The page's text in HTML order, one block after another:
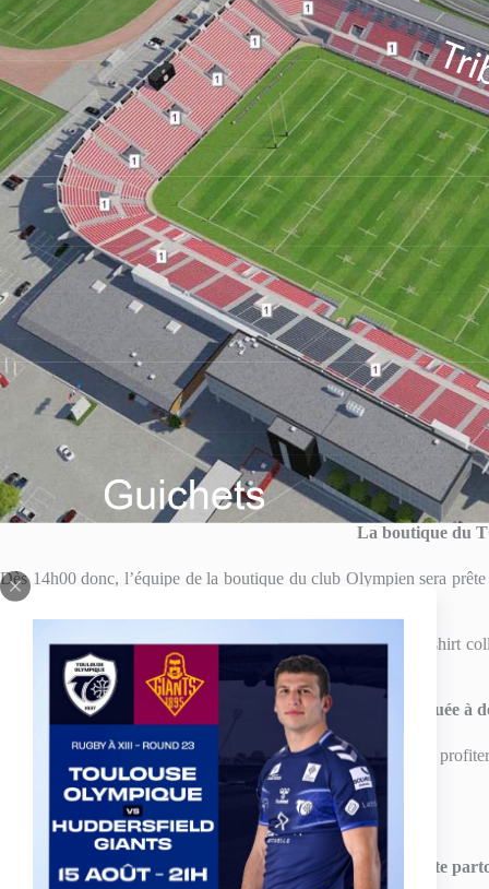
La boutique du
Dès 14h00 donc, l’équipe de la boutique du club Olympien sera
l’enceinte : un à côté de la Bodega et un sous la tribune Est.
Tous les produits habituels vous y attendront, mais aussi le t-shirt
l’occasion, et disponible à un prix plus qu’attractif (10€) !
La buvette du TO située à
La buvette du TO sera bien entendu de la partie pour vous faire
à la Bodega
juste sous la tribune Est
Les jetons du TO en vente